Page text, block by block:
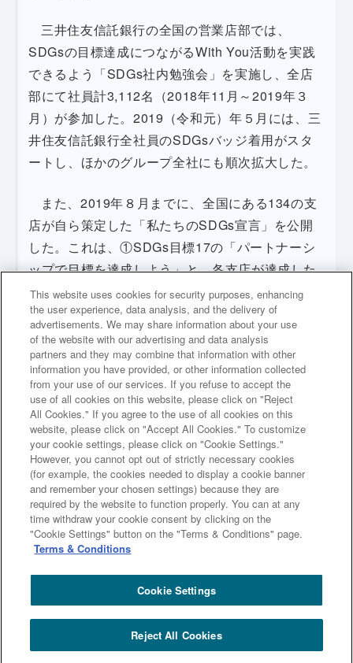
三井住友信託銀行の全国の営業店部では、
SDGsの目標達成につながるWith You活動を実践
できるよう「SDGs社内勉強会」を実施し、全店
部にて社員計3,112名（2018年11月～2019年３
月）が参加した。2019（令和元）年５月には、三
井住友信託銀行全社員のSDGsバッジ着用がスタ
ートし、ほかのグループ全社にも順次拡大した。
また、2019年８月までに、全国にある134の支
店が自ら策定した「私たちのSDGs宣言」を公開
した。これは、①SDGs目標17の「パートナーシ
ップで目標を達成しよう」と、各支店が達成した
いと考える２つの目標を達成するためのアクショ
ン、②その達成度合いを計るKPI目標について、
各支店が自ら策定し実践しようという取り組みだ
った。
前のページへ
次のページへ
三井住友トラストグループ100年史 ホーム 100年史
第２編 - 第２章 - 第２節 ５ サステナビリティビジネスの拡大 - 社員への普
及啓発・情報発信～Challenge for SDGs!
This website uses cookies for security purposes, enhancing
the user experience, data analysis, and the delivery of
advertisements. We may share information about your use
of the website with our advertising and data analysis
partners and they may combine that information with other
information you have provided, or other information collected
from your use of our services. If you refuse to accept the
use of all cookies on this website, please click on "Reject
All Cookies." If you agree to the use of all cookies on this
website, please click on "Accept All Cookies." To customize
your cookie settings, please click on "Cookie Settings."
However, you cannot opt out of strictly necessary cookies
(for example, the cookies needed to display a cookie banner
and remember your chosen settings) because they are
required by the website to function properly. You can at any
time withdraw your cookie consent by clicking on the
"Cookie Settings" button on the "Terms & Conditions" page.
Terms & Conditions
Cookie Settings
Reject All Cookies